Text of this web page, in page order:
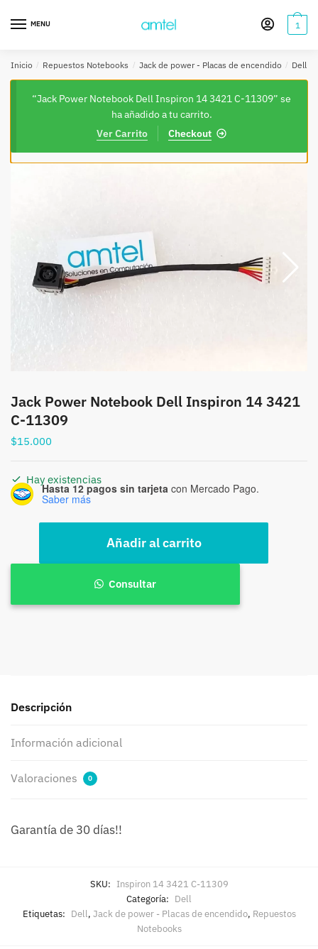
navegación
MENU 1
Inicio / Repuestos Notebooks / Jack de power - Placas de encendido / Dell
“Jack Power Notebook Dell Inspiron 14 3421 C-11309” se
ha añadido a tu carrito.
Checkout
Ver Carrito
Jack Power Notebook Dell Inspiron 14 3421
C-11309
$15.000
Hay existencias
Hasta 12 pagos sin tarjeta con Mercado Pago.
Saber más
Notebook
Añadir al carrito
Consultar
Descripción
Información adicional
Valoraciones 0
Garantía de 30 días!!
SKU: Inspiron 14 3421 C-11309
Categoría: Dell
Etiquetas: Dell, Jack de power - Placas de encendido, Repuestos
Notebooks